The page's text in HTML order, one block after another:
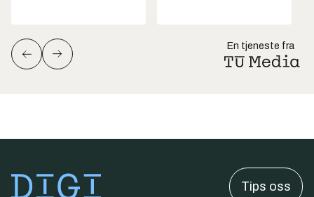
En tjeneste fra
Tips oss